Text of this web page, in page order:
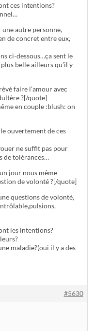
ces intentions?
autre personne,
de concret entre eux,
ci-dessous…ça sent le
belle ailleurs qu’il y
faire l’amour avec
?[/quote]
en couple :blush: on
ouvertement de ces
ne suffit pas pour
de tolérances…
jour nous même
de volonté ?[/quote]
questions de volonté,
les intentions?
maladie?(oui il y a des
#5630